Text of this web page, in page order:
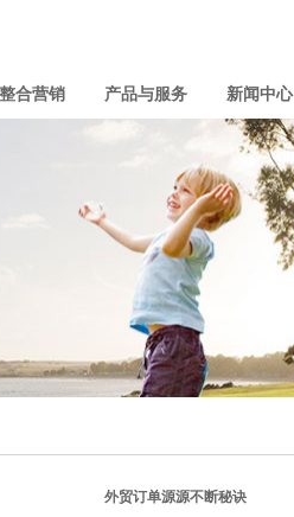
合营销 产品与服务 新闻中心
外贸订单源源不断秘诀